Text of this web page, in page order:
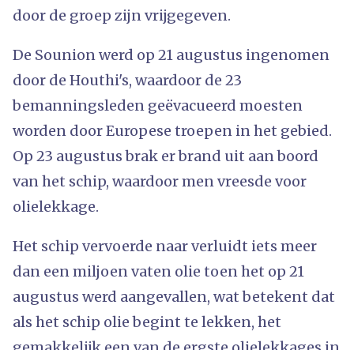
door de groep zijn vrijgegeven.
De Sounion werd op 21 augustus ingenomen
door de Houthi's, waardoor de 23
bemanningsleden geëvacueerd moesten
worden door Europese troepen in het gebied.
Op 23 augustus brak er brand uit aan boord
van het schip, waardoor men vreesde voor
olielekkage.
Het schip vervoerde naar verluidt iets meer
dan een miljoen vaten olie toen het op 21
augustus werd aangevallen, wat betekent dat
als het schip olie begint te lekken, het